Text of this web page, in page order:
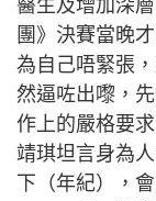
醫生及增加深
團》決賽當晚
為自己唔緊張
然逼咗出嚟，
作上的嚴格要
靖琪坦言身為
下（年紀），